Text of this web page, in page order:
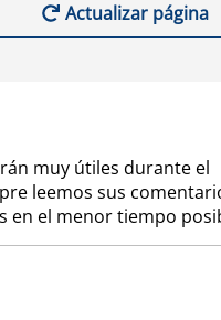
Actualizar página
muy útiles durante el
leemos sus
en el menor tiempo